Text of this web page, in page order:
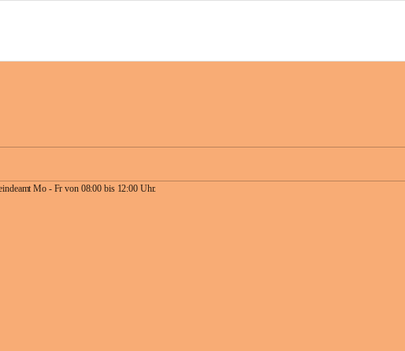
Mo - Fr von 08:00 bis 12:00 Uhr.